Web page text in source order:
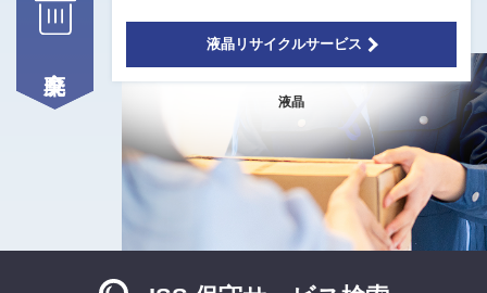
液晶リサイクルサービス
液晶